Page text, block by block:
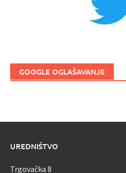
GOOGLE OGLAŠAVANJE
UREDNIŠTVO
Trgovačka 8